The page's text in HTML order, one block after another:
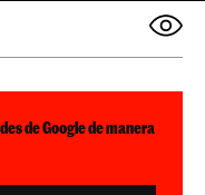
de Google de manera